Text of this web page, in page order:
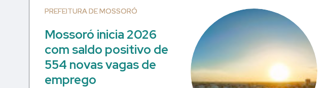
PREFEITURA DE MOSSORÓ
Mossoró inicia 2026
com saldo positivo de
554 novas vagas de
emprego